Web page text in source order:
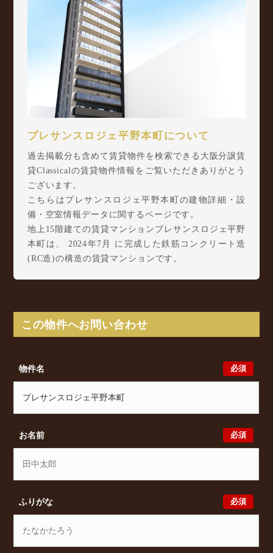
プレサンスロジェ平野本町について
過去掲載分も含めて賃貸物件を検索できる大阪分譲賃
貸Classicalの賃貸物件情報をご覧いただきありがとう
ございます。
こちらはプレサンスロジェ平野本町の建物詳細・設
備・空室情報データに関するページです。
地上15階建ての賃貸マンションプレサンスロジェ平野
本町は、 2024年7月 に完成した鉄筋コンクリート造
(RC造)の構造の賃貸マンションです。
Osaka Metro 谷町線 喜連瓜破駅 徒歩20分 からアク
セスが可能となっております。
をはじめ、平野本町二丁目1番1(地番)周辺エリアで賃
貸物件・マンションをお探しでしたら、ぜひ大阪分譲
阪分譲賃貸Classicalでは、お問い合わせ以外にも来店
た、希望の条件をいただきましたら、プロの目線から
おすすめの賃貸物件をご提案いたします。
この物件へお問い合わせ
必須
物件名
必須
お名前
必須
ふりがな